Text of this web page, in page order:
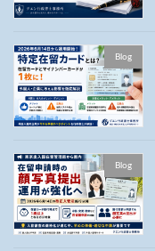
Blog
Blog